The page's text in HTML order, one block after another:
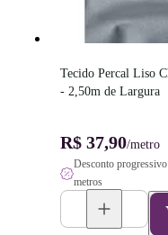
Tecido Percal Liso
- 2,50m de Largura
R$ 37,90/metro
Desconto
metros